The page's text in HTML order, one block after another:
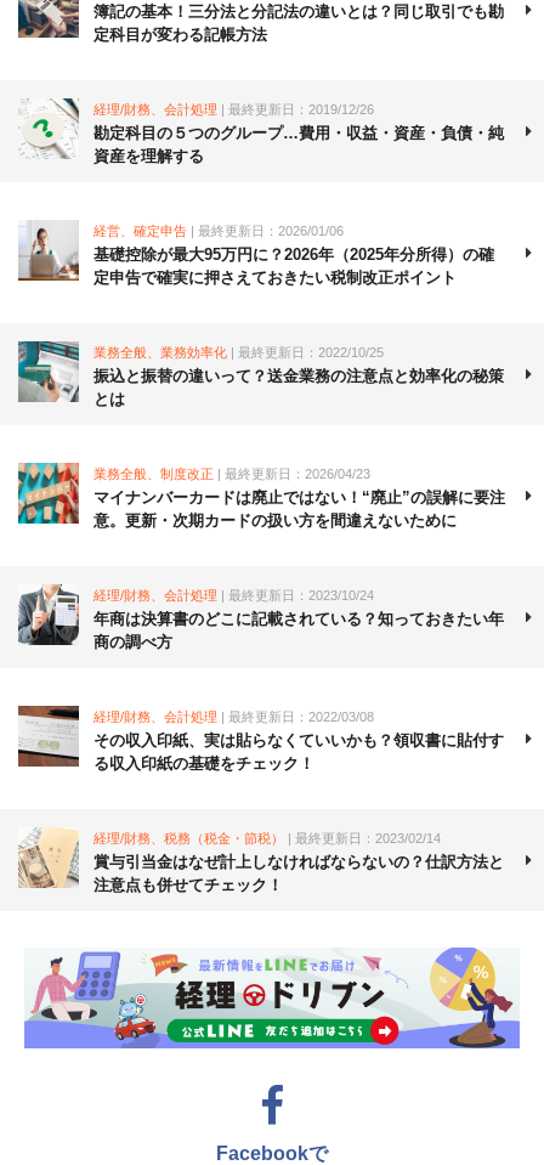
簿記の基本！三分法と分記法の違いとは？同じ取引でも勘
定科目が変わる記帳方法
経理/財務、会計処理 | 最終更新日：2019/12/26
勘定科目の５つのグループ…費用・収益・資産・負債・純
資産を理解する
経営、確定申告 | 最終更新日：2026/01/06
基礎控除が最大95万円に？2026年（2025年分所得）の確
定申告で確実に押さえておきたい税制改正ポイント
業務全般、業務効率化 | 最終更新日：2022/10/25
振込と振替の違いって？送金業務の注意点と効率化の秘策
とは
業務全般、制度改正 | 最終更新日：2026/04/23
マイナンバーカードは廃止ではない！“廃止”の誤解に要注
意。更新・次期カードの扱い方を間違えないために
経理/財務、会計処理 | 最終更新日：2023/10/24
年商は決算書のどこに記載されている？知っておきたい年
商の調べ方
経理/財務、会計処理 | 最終更新日：2022/03/08
その収入印紙、実は貼らなくていいかも？領収書に貼付す
る収入印紙の基礎をチェック！
経理/財務、税務（税金・節税） | 最終更新日：2023/02/14
賞与引当金はなぜ計上しなければならないの？仕訳方法と
注意点も併せてチェック！
Facebookで